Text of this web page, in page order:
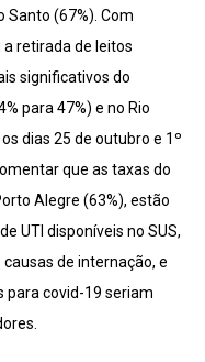
Santo (67%). Com
retirada de leitos
significativos do
para 47%) e no Rio
dias 25 de outubro e 1º
que as taxas do
Alegre (63%), estão
UTI disponíveis no SUS,
de internação, e
para covid-19 seriam